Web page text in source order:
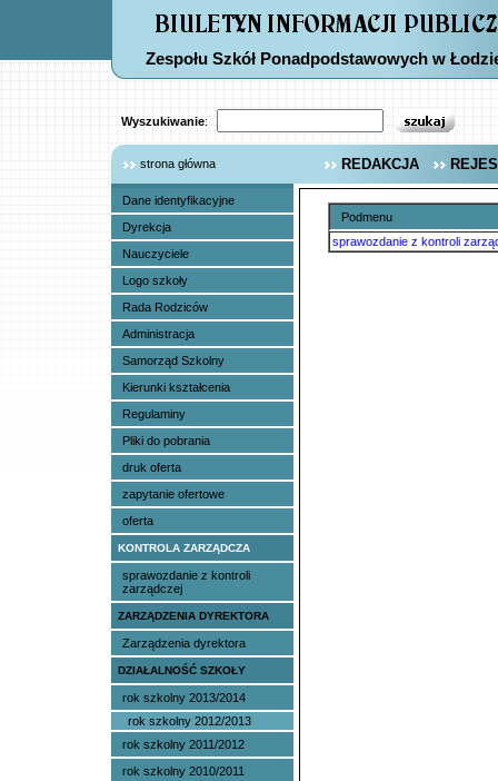
Zespołu Szkół Ponadpodstawowych w
Wyszukiwanie:
strona główna REDAKCJA
Dane identyfikacyjne
Dyrekcja
Nauczyciele
Logo szkoły
Rada Rodziców
Administracja
Samorząd Szkolny
Kierunki kształcenia
Regulaminy
Pliki do pobrania
druk oferta
zapytanie ofertowe
oferta
KONTROLA ZARZĄDCZA
sprawozdanie z kontroli
zarządczej
ZARZĄDZENIA DYREKTORA
Zarządzenia dyrektora
DZIAŁALNOŚĆ SZKOŁY
rok szkolny 2013/2014
rok szkolny 2012/2013
rok szkolny 2011/2012
rok szkolny 2010/2011
Podmenu
sprawozdanie z kontroli